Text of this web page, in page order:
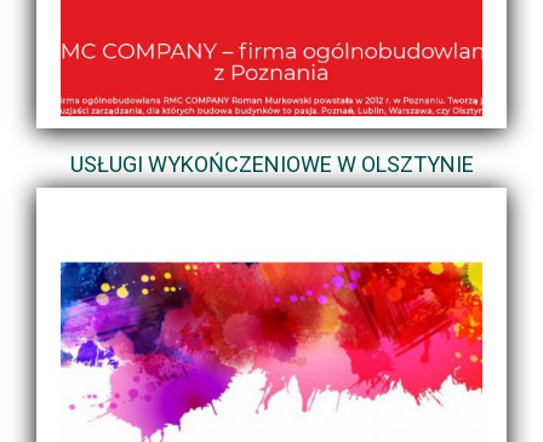
USŁUGI WYKOŃCZENIOWE W OLSZTYNIE